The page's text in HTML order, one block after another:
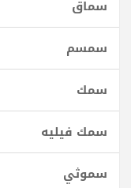
سماق
سمسم
سمك
سمك فيليه
سموثي